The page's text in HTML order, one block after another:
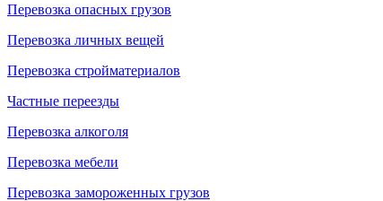
Перевозка опасных грузов
Перевозка личных вещей
Перевозка стройматериалов
Частные переезды
Перевозка алкоголя
Перевозка мебели
Перевозка замороженных грузов